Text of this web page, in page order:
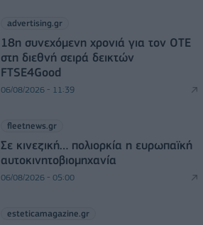
advertising.gr
18η συνεχόμενη χρονιά για τον ΟΤΕ
στη διεθνή σειρά δεικτών
FTSE4Good
06/08/2026 - 11:39
fleetnews.gr
Σε κινεζική… πολιορκία η ευρωπαϊκή
αυτοκινητοβιομηχανία
06/08/2026 - 05:00
esteticamagazine.gr